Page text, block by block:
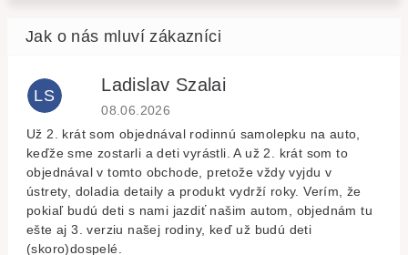
LS
Ladislav Szalai
Hodnocení obchodu je 5 z 5 hvězdiček.
08.06.2026
Už 2. krát som objednával rodinnú samolepku na auto,
keďže sme zostarli a deti vyrástli. A už 2. krát som to
objednával v tomto obchode, pretože vždy vyjdu v
ústrety, doladia detaily a produkt vydrží roky. Verím, že
pokiaľ budú deti s nami jazdiť našim autom, objednám tu
ešte aj 3. verziu našej rodiny, keď už budú deti
(skoro)dospelé.